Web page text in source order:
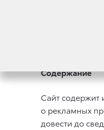
Перед
«Правила»).
Содержание
Сайт содержит
о рекламных
довести до